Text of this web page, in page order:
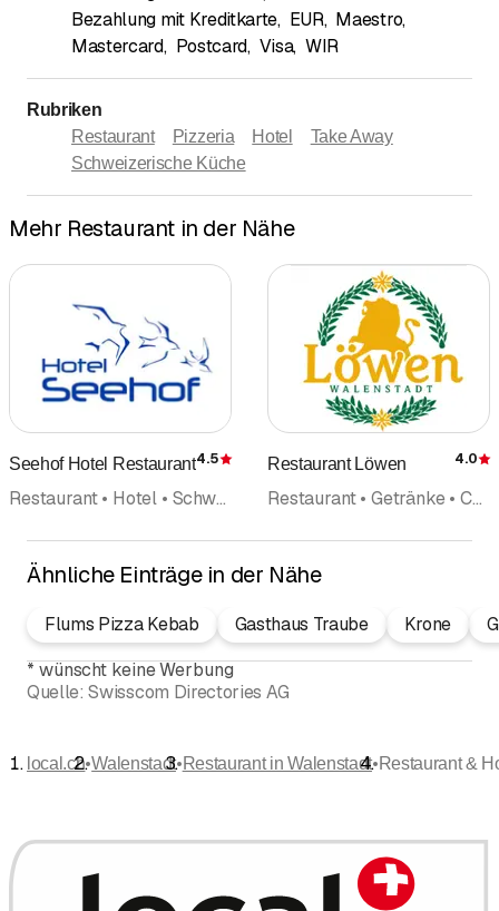
Bezahlung mit Kreditkarte, EUR, Maestro,
Mastercard, Postcard, Visa, WIR
Rubriken
Restaurant
Pizzeria Hotel
Take Away
Schweizerische Küche
Mehr Restaurant in der Nähe
Seehof Hotel Restaurant Bewertung
4.5
Restaurant • Hotel • Schweizerische Küche • Bankett • Hochzeit
Restaurant Löwen 4.0
Restaurant • Getränke • Café • Hotel
Ähnliche Einträge in der Nähe
Flums Pizza Kebab Gasthaus Traube Krone
* wünscht keine Werbung
Quelle: Swisscom Directories AG
local.ch•Walenstadt•Restaurant in Walenstadt•Restaurant &